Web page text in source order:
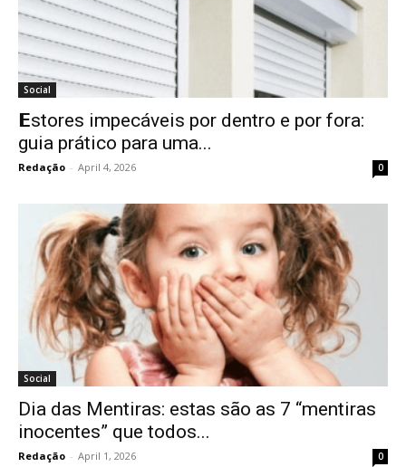
Social
𝗘stores impecáveis por dentro e por fora:
guia prático para uma...
Redação - April 4, 2026 0
Social
Dia das Mentiras: estas são as 7 “mentiras
inocentes” que todos...
Redação - April 1, 2026 0